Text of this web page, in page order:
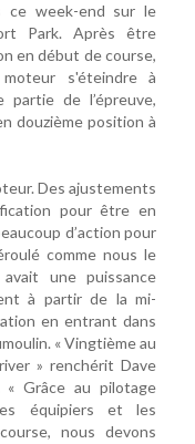
ce week-end sur le
Park. Après être
en début de course,
s'éteindre à
partie de l’épreuve,
douzième position à
Des ajustements
pour être en
d’action pour
comme nous le
une puissance
à partir de la mi-
en entrant dans
« Vingtième au
» renchérit Dave
« Grâce au pilotage
équipiers et les
nous devons